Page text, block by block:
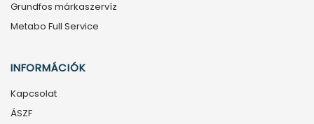
Grundfos márkaszervíz
Metabo Full Service
INFORMÁCIÓK
Kapcsolat
ÁSZF